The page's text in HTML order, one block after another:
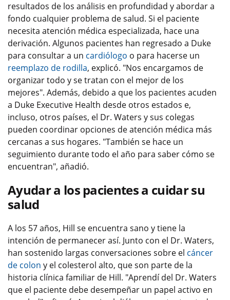
resultados de los análisis en profundidad y abordar a
fondo cualquier problema de salud. Si el paciente
necesita atención médica especializada, hace una
derivación. Algunos pacientes han regresado a Duke
para consultar a un cardiólogo o para hacerse un
reemplazo de rodilla, explicó. "Nos encargamos de
organizar todo y se tratan con el mejor de los
mejores". Además, debido a que los pacientes acuden
a Duke Executive Health desde otros estados e,
incluso, otros países, el Dr. Waters y sus colegas
pueden coordinar opciones de atención médica más
cercanas a sus hogares. "También se hace un
seguimiento durante todo el año para saber cómo se
encuentran", añadió.
Ayudar a los pacientes a cuidar su
salud
A los 57 años, Hill se encuentra sano y tiene la
intención de permanecer así. Junto con el Dr. Waters,
han sostenido largas conversaciones sobre el cáncer
de colon y el colesterol alto, que son parte de la
historia clínica familiar de Hill. "Aprendí del Dr. Waters
que el paciente debe desempeñar un papel activo en